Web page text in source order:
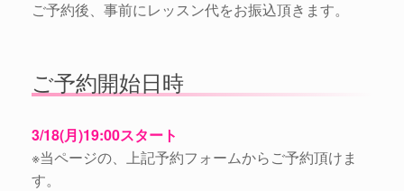
ご予約後、事前にレッスン代をお振込頂きます。
ご予約開始日時
3/18(月)19:00スタート
※当ページの、上記予約フォームからご予約頂けま
す。